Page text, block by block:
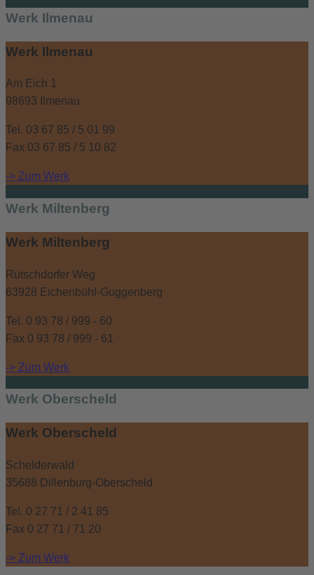
Werk Ilmenau
Werk Ilmenau
Am Eich 1
98693 Ilmenau
Tel. 03 67 85 / 5 01 99
Fax 03 67 85 / 5 10 82
-> Zum Werk
Werk Miltenberg
Werk Miltenberg
Rütschdorfer Weg
63928 Eichenbühl-Guggenberg
Tel. 0 93 78 / 999 - 60
Fax 0 93 78 / 999 - 61
-> Zum Werk
Werk Oberscheld
Werk Oberscheld
Schelderwald
35688 Dillenburg-Oberscheld
Tel. 0 27 71 / 2 41 85
Fax 0 27 71 / 71 20
-> Zum Werk